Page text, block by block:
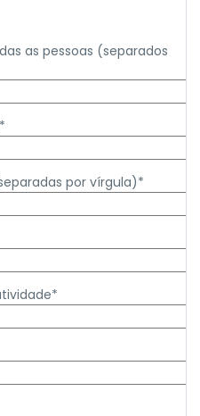
as pessoas (separados
por vírgula)*